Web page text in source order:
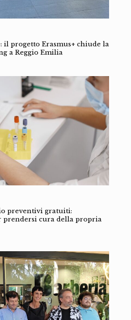
il progetto Erasmus+ chiude la
a Reggio Emilia
preventivi gratuiti:
prendersi cura della propria